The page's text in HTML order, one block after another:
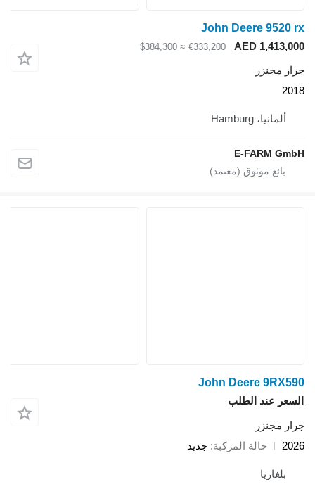
John Deere 9520 rx
AED 1,413,000
€333,200
≈ $384,300
جرار مجنزر
2018
ألمانيا، Hamburg
E-FARM GmbH
John Deere 9RX590
السعر عند الطلب
جرار مجنزر
2026
حالة المركبة جديد
بلغاريا